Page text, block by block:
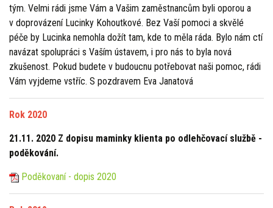
tým. Velmi rádi jsme Vám a Vašim zaměstnancům byli oporou a
v doprovázení Lucinky Kohoutkové. Bez Vaší pomoci a skvělé
péče by Lucinka nemohla dožít tam, kde to měla ráda. Bylo nám ctí
navázat spolupráci s Vaším ústavem, i pro nás to byla nová
zkušenost. Pokud budete v budoucnu potřebovat naši pomoc, rádi
Vám vyjdeme vstříc. S pozdravem Eva Janatová
Rok 2020
21.11. 2020 Z dopisu maminky klienta po odlehčovací službě -
poděkování.
Poděkovaní - dopis 2020